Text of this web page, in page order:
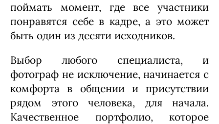
поймать момент, где все участники
понравятся себе в кадре, а это может
быть один из десяти исходников.
Выбор любого специалиста, и
фотограф не исключение, начинается с
комфорта в общении и присутствии
рядом этого человека, для начала.
Качественное портфолио, которое